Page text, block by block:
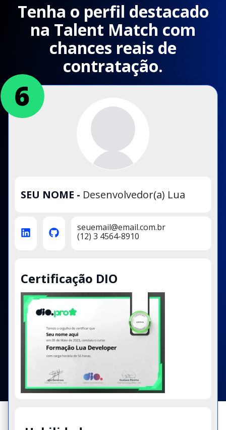
Tenha o perfil destacado
na Talent Match com
chances reais de
contratação.
SEU NOME - Desenvolvedor(a) Lua
seuemail@email.com.br
(12) 3 4564-8910
Certificação DIO